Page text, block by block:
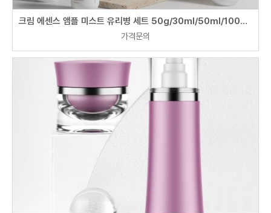
크림 에센스 앰플 미스트 유리병 세트 50g/30ml/50ml/100ml/120ml
가격문의